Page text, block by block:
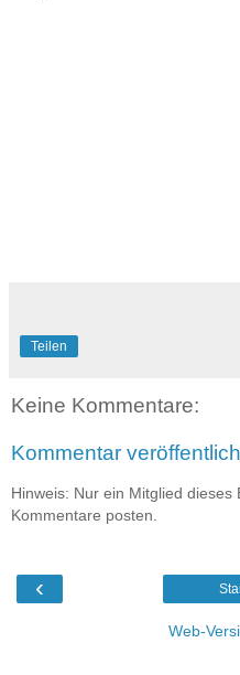
Teilen
Keine Kommentare:
Kommentar
Hinweis: Nur ein Mitglied dieses
Kommentare posten.
‹
Web-